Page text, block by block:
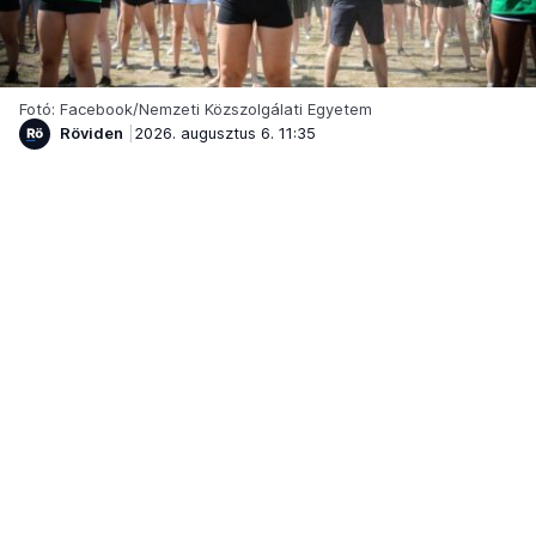
Fotó: Facebook/Nemzeti Közszolgálati Egyetem
Röviden
2026. augusztus 6. 11:35